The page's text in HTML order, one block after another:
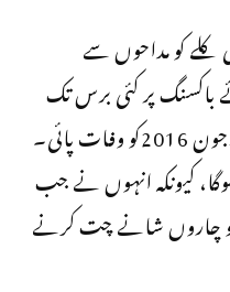
کلے کو مداحوں سے
باکسنگ پر کئی برس تک
راج کرنیوالے محمد علی کلے نے 3جون 2016کو وفات پائی۔
کیونکہ انہوں نے جب
چاروں شانے چت کرنے